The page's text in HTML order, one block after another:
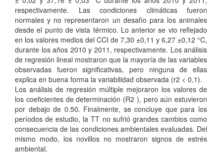
respectivamente. Las condiciones climáticas fueron
normales y no representaron un desafío para los animales
desde el punto de vista térmico. Lo anterior se vio reflejado
en los valores medios del CCI de 7,30 ±0,11 y 6,27 ±0,12 °C,
durante los años 2010 y 2011, respectivamente. Los análisis
de regresión lineal mostraron que la mayoría de las variables
observadas fueron significativas, pero ninguna de ellas
explica en buena forma la variabilidad observada (r2 < 0,1).
Los análisis de regresión múltiple mejoraron los valores de
los coeficientes de determinación (R2 ), pero aún estuvieron
por debajo de 0.50. Finalmente, se concluye que para los
períodos de estudio, la TT no sufrió grandes cambios como
consecuencia de las condiciones ambientales evaluadas. Del
mismo modo, los novillos no mostraron signos de estrés
ambiental.